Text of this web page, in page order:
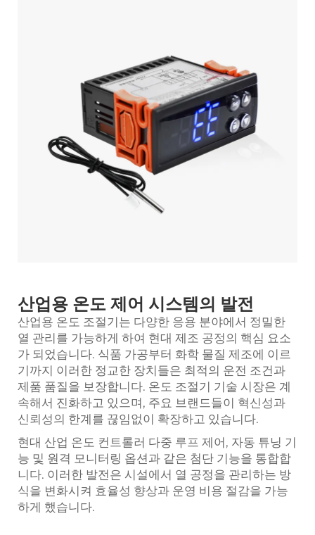
산업용 온도 제어 시스템의 발전
산업용 온도 조절기는 다양한 응용 분야에서 정밀한
열 관리를 가능하게 하여 현대 제조 공정의 핵심 요소
가 되었습니다. 식품 가공부터 화학 물질 제조에 이르
기까지 이러한 정교한 장치들은 최적의 운전 조건과
제품 품질을 보장합니다. 온도 조절기 기술 시장은 계
속해서 진화하고 있으며, 주요 브랜드들이 혁신성과
신뢰성의 한계를 끊임없이 확장하고 있습니다.
현대 산업 온도 컨트롤러 다중 루프 제어, 자동 튜닝 기
능 및 원격 모니터링 옵션과 같은 첨단 기능을 통합합
니다. 이러한 발전은 시설에서 열 공정을 관리하는 방
식을 변화시켜 효율성 향상과 운영 비용 절감을 가능
하게 했습니다.